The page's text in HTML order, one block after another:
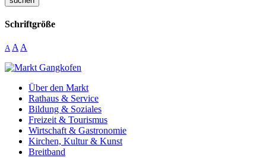
Schriftgröße
A A A
Über den Markt
Rathaus & Service
Bildung & Soziales
Freizeit & Tourismus
Wirtschaft & Gastronomie
Kirchen, Kultur & Kunst
Breitband